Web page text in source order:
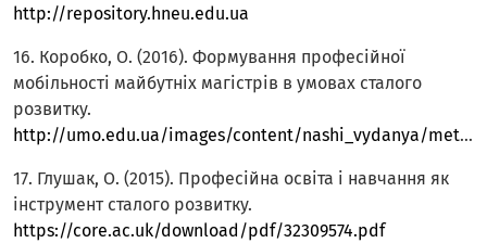
http://repository.hneu.edu.ua
16. Коробко, О. (2016). Формування професійної
мобільності майбутніх магістрів в умовах сталого
розвитку.
http://umo.edu.ua/images/content/nashi_vydanya/metod_upr_osvit/v17_16/14_korobko.pdf
17. Глушак, О. (2015). Професійна освіта і навчання як
інструмент сталого розвитку.
https://core.ac.uk/download/pdf/32309574.pdf